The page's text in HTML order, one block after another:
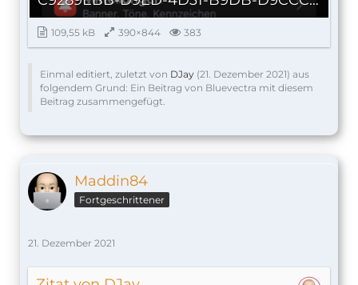
109,55 kB 390×844 383
Einmal editiert, zuletzt von DJay (21. Dezember 2021) aus
folgendem Grund: Ein Beitrag von Bluevectra mit diesem
Beitrag zusammengefügt.
Maddin84
Fortgeschrittener
21. Dezember 2021